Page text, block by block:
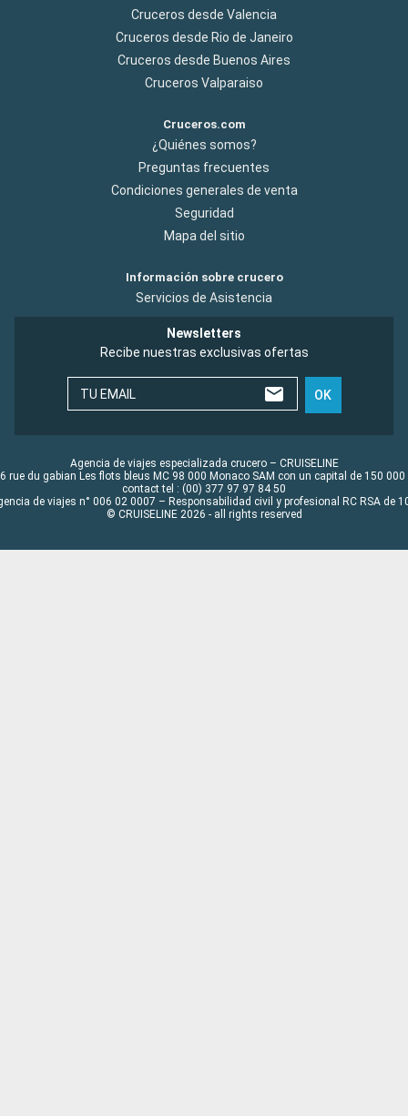
Cruceros desde Valencia
Cruceros desde Rio de Janeiro
Cruceros desde Buenos Aires
Cruceros Valparaiso
Cruceros.com
¿Quiénes somos?
Preguntas frecuentes
Condiciones generales de venta
Seguridad
Mapa del sitio
Información sobre crucero
Servicios de Asistencia
Newsletters
Recibe nuestras exclusivas ofertas
TU EMAIL OK
Agencia de viajes especializada crucero – CRUISELINE
rue du gabian Les flots bleus MC 98 000 Monaco SAM con un capital de 150 000
contact tel : (00) 377 97 97 84 50
de viajes n° 006 02 0007 – Responsabilidad civil y profesional RC RSA de
© CRUISELINE 2026 - all rights reserved